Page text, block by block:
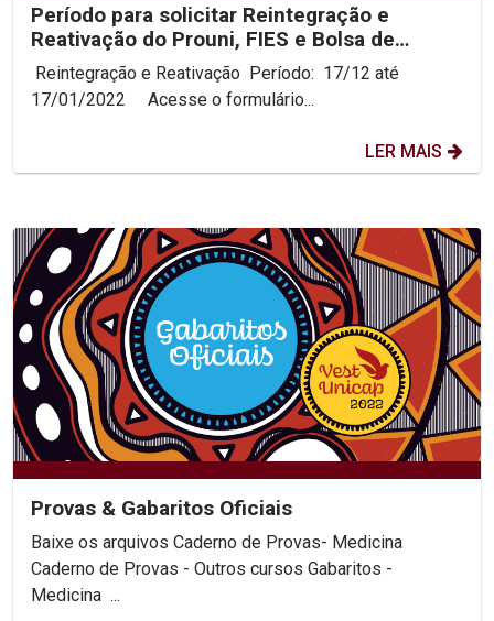
Período para solicitar Reintegração e
Reativação do Prouni, FIES e Bolsa de
Assistência Social...
Reintegração e Reativação Período: 17/12 até
17/01/2022 Acesse o formulário...
LER MAIS
Provas & Gabaritos Oficiais
Baixe os arquivos Caderno de Provas- Medicina
Caderno de Provas - Outros cursos Gabaritos -
Medicina ...